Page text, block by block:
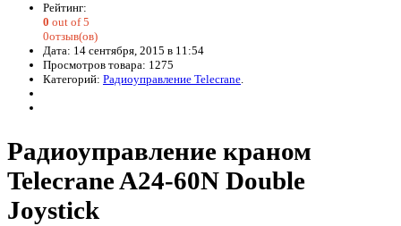
Рейтинг:
0 out of 5
0отзыв(ов)
Дата: 14 сентября, 2015 в 11:54
Просмотров товара: 1275
Категорий: Радиоуправление Telecrane.
Радиоуправление краном
Telecrane A24-60N Double
Joystick